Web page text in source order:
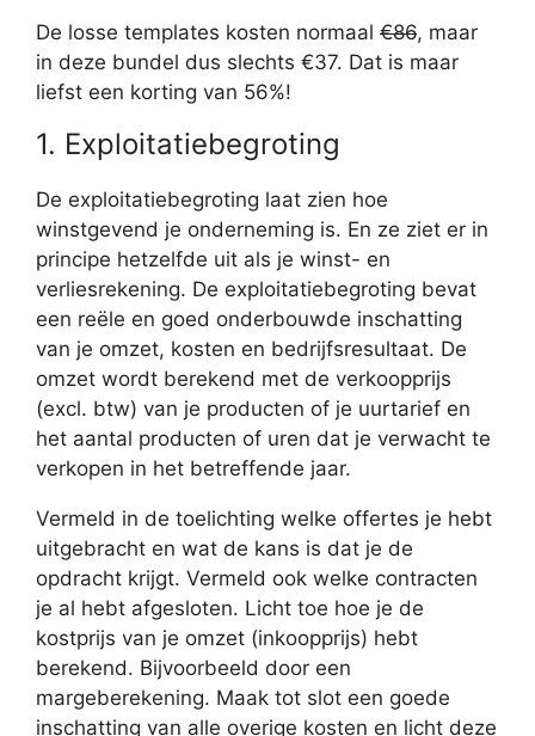
De losse templates kosten normaal €86, maar
in deze bundel dus slechts €37. Dat is maar
liefst een korting van 56%!
1. Exploitatiebegroting
De exploitatiebegroting laat zien hoe
winstgevend je onderneming is. En ze ziet er in
principe hetzelfde uit als je winst- en
verliesrekening. De exploitatiebegroting bevat
een reële en goed onderbouwde inschatting
van je omzet, kosten en bedrijfsresultaat. De
omzet wordt berekend met de verkoopprijs
(excl. btw) van je producten of je uurtarief en
het aantal producten of uren dat je verwacht te
verkopen in het betreffende jaar.
Vermeld in de toelichting welke offertes je hebt
uitgebracht en wat de kans is dat je de
opdracht krijgt. Vermeld ook welke contracten
je al hebt afgesloten. Licht toe hoe je de
kostprijs van je omzet (inkoopprijs) hebt
berekend. Bijvoorbeeld door een
margeberekening. Maak tot slot een goede
inschatting van alle overige kosten en licht deze